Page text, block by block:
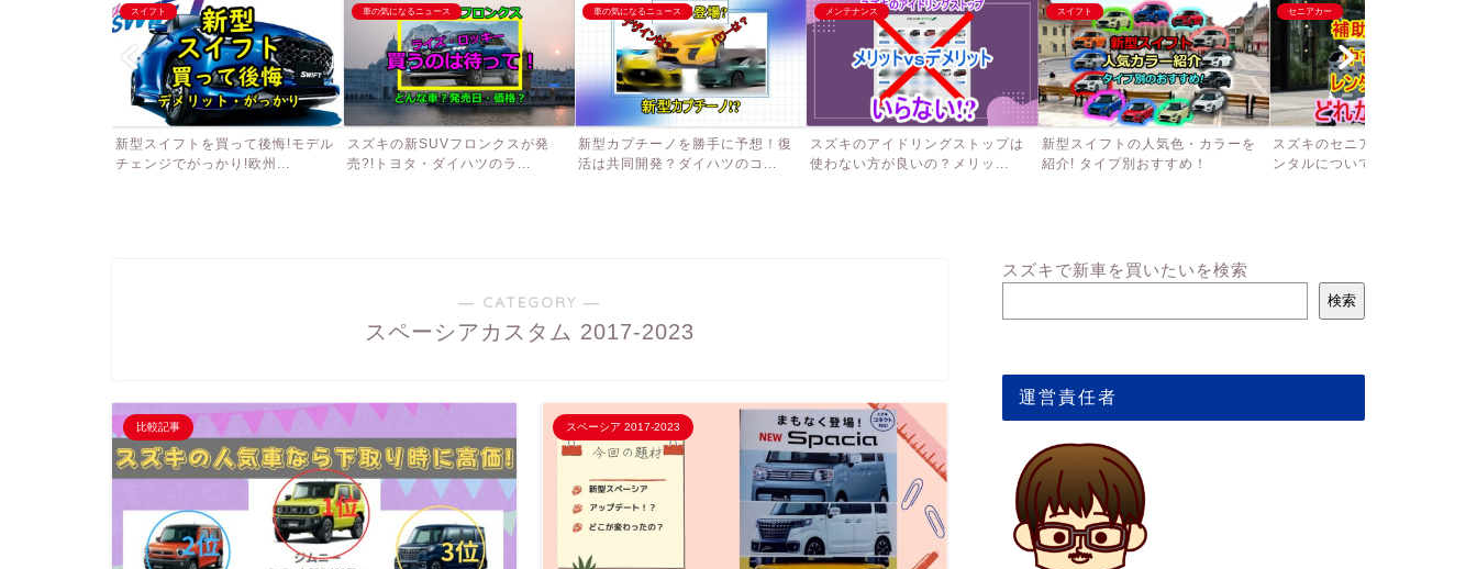
スイフト
新型スイフトを買って後悔!モデル
チェンジでがっかり!欧州...
車の気になるニュース
スズキの新SUVフロンクスが発
売?!トヨタ・ダイハツのラ...
車の気になるニュース
新型カプチーノを勝手に予想！復
活は共同開発？ダイハツのコ...
メンテナンス
スズキのアイドリングストップは
使わない方が良いの？メリッ...
スイフト
新型スイフトの人気色・カラーを
紹介! タイプ別おすすめ！
セニアカー
スズキのセニアカーの補助金、
ンタルについて徹底調査して...
― CATEGORY ―
スペーシアカスタム 2017-2023
比較記事 スペーシア 2017-2023
スズキで新車を買いたいを検索
検索
運営責任者